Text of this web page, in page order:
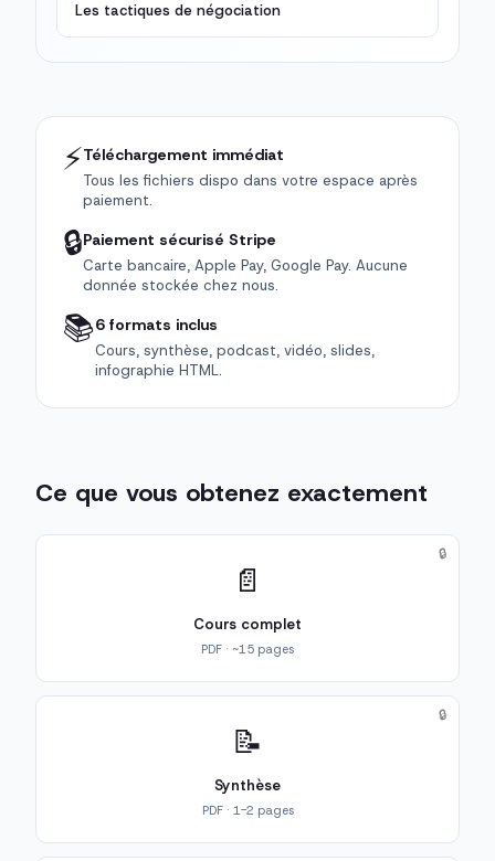
Les tactiques de négociation
⚡Téléchargement immédiat
Tous les fichiers dispo dans votre espace après
paiement.
🔒Paiement sécurisé Stripe
Carte bancaire, Apple Pay, Google Pay. Aucune
donnée stockée chez nous.
📚6 formats inclus
Cours, synthèse, podcast, vidéo, slides,
infographie HTML.
Ce que vous obtenez exactement
📄
Cours complet
PDF · ~15 pages
🔒
📝
Synthèse
PDF · 1-2 pages
🔒